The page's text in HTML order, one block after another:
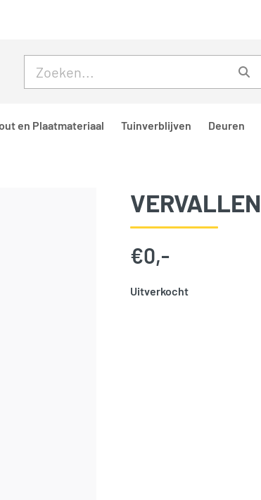
en Plaatmateriaal Tuinverblijven Deuren
VERVALLEN
€0,-
Uitverkocht